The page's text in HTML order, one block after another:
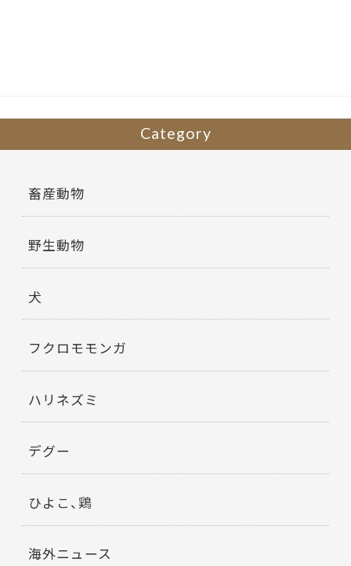
Category
畜産動物
野生動物
犬
フクロモモンガ
ハリネズミ
デグー
ひよこ、鶏
海外ニュース